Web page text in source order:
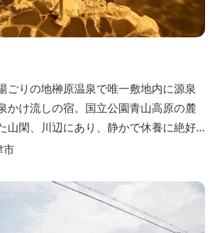
ごりの地榊原温泉で唯一敷地内に源泉
かけ流しの宿。国立公園青山高原の麓
山閑、川辺にあり、静かで休養に絶好
宿泊、お夕席の他日帰り温泉も楽しめ
マとしたふるさと会席をご用意してい
市